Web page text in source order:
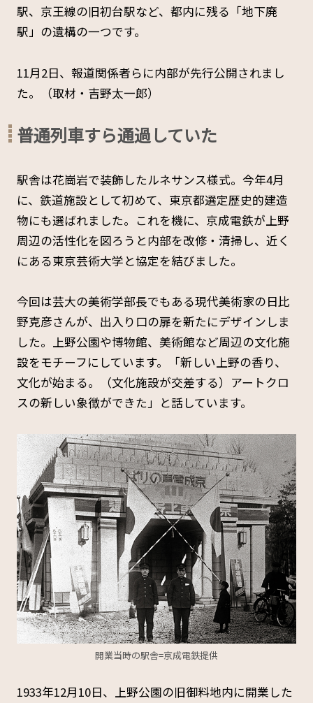
駅、京王線の旧初台駅など、都内に残る「地下廃
駅」の遺構の一つです。
11月2日、報道関係者らに内部が先行公開されまし
た。（取材・吉野太一郎）
普通列車すら通過していた
駅舎は花崗岩で装飾したルネサンス様式。今年4月
に、鉄道施設として初めて、東京都選定歴史的建造
物にも選ばれました。これを機に、京成電鉄が上野
周辺の活性化を図ろうと内部を改修・清掃し、近く
にある東京芸術大学と協定を結びました。
今回は芸大の美術学部長でもある現代美術家の日比
野克彦さんが、出入り口の扉を新たにデザインしま
した。上野公園や博物館、美術館など周辺の文化施
設をモチーフにしています。「新しい上野の香り、
文化が始まる。（文化施設が交差する）アートクロ
スの新しい象徴ができた」と話しています。
開業当時の駅舎=京成電鉄提供
1933年12月10日、上野公園の旧御料地内に開業した